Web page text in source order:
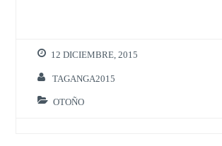
12 DICIEMBRE, 2015
TAGANGA2015
OTOÑO